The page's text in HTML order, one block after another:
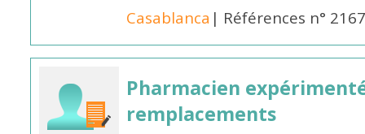
Casablanca | Références n°
Pharmacien
remplacements